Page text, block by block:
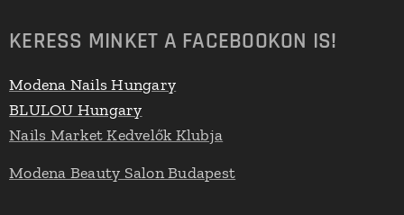
KERESS MINKET A FACEBOOKON IS!
Modena Nails Hungary
BLULOU Hungary
Nails Market Kedvelők Klubja
Modena Beauty Salon Budapest